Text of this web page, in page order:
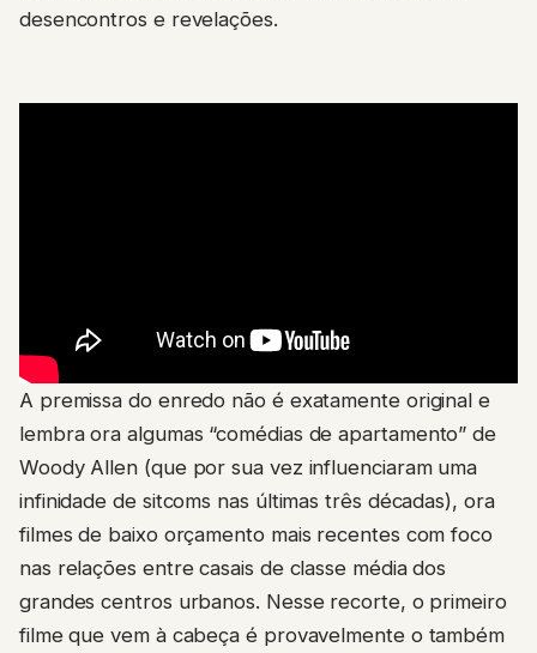
desencontros e revelações.
A premissa do enredo não é exatamente original e
lembra ora algumas “comédias de apartamento” de
Woody Allen (que por sua vez influenciaram uma
infinidade de sitcoms nas últimas três décadas), ora
filmes de baixo orçamento mais recentes com foco
nas relações entre casais de classe média dos
grandes centros urbanos. Nesse recorte, o primeiro
filme que vem à cabeça é provavelmente o também